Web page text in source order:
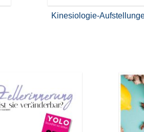
Kinesiologie-